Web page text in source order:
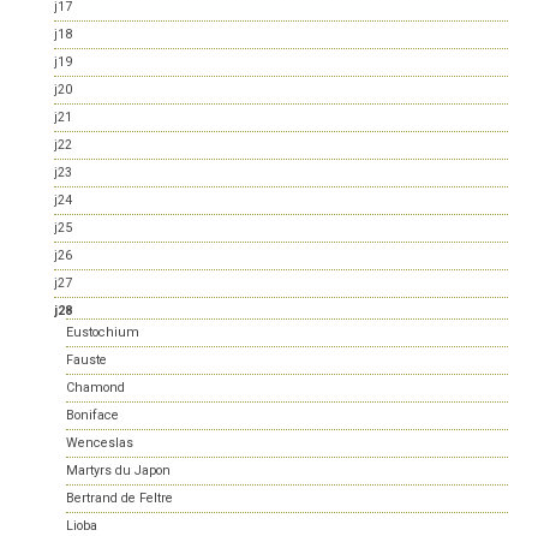
j17
j18
j19
j20
j21
j22
j23
j24
j25
j26
j27
j28
Eustochium
Fauste
Chamond
Boniface
Wenceslas
Martyrs du Japon
Bertrand de Feltre
Lioba